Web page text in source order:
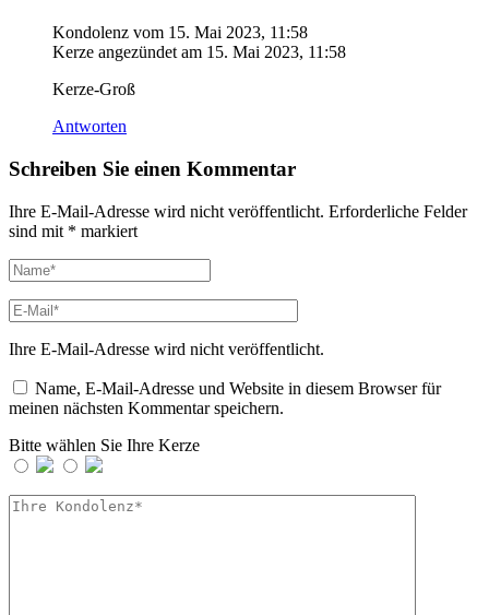
Kondolenz vom 15. Mai 2023, 11:58
Kerze angezündet am 15. Mai 2023, 11:58
Kerze-Groß
Antworten
Schreiben Sie einen Kommentar
Ihre E-Mail-Adresse wird nicht veröffentlicht. Erforderliche Felder
sind mit * markiert
Ihre E-Mail-Adresse wird nicht veröffentlicht.
Name, E-Mail-Adresse und Website in diesem Browser für
meinen nächsten Kommentar speichern.
Bitte wählen Sie Ihre Kerze